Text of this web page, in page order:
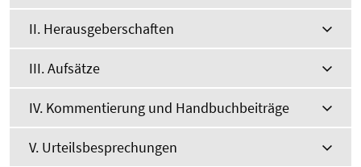
II. Herausgeberschaften
III. Aufsätze
IV. Kommentierung und Handbuchbeiträge
V. Urteilsbesprechungen